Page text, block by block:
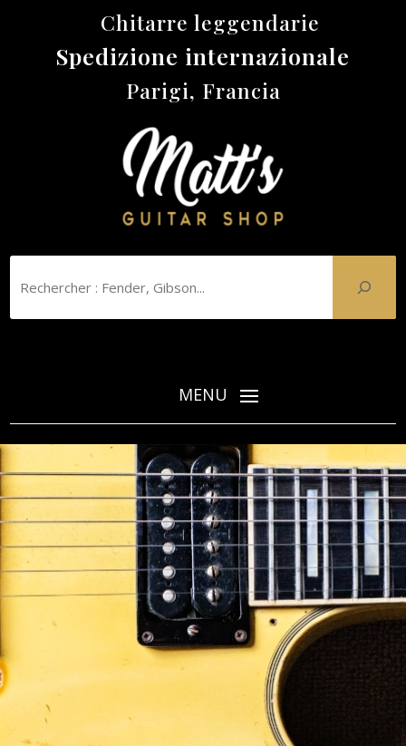
Chitarre leggendarie
Spedizione internazionale
Parigi, Francia